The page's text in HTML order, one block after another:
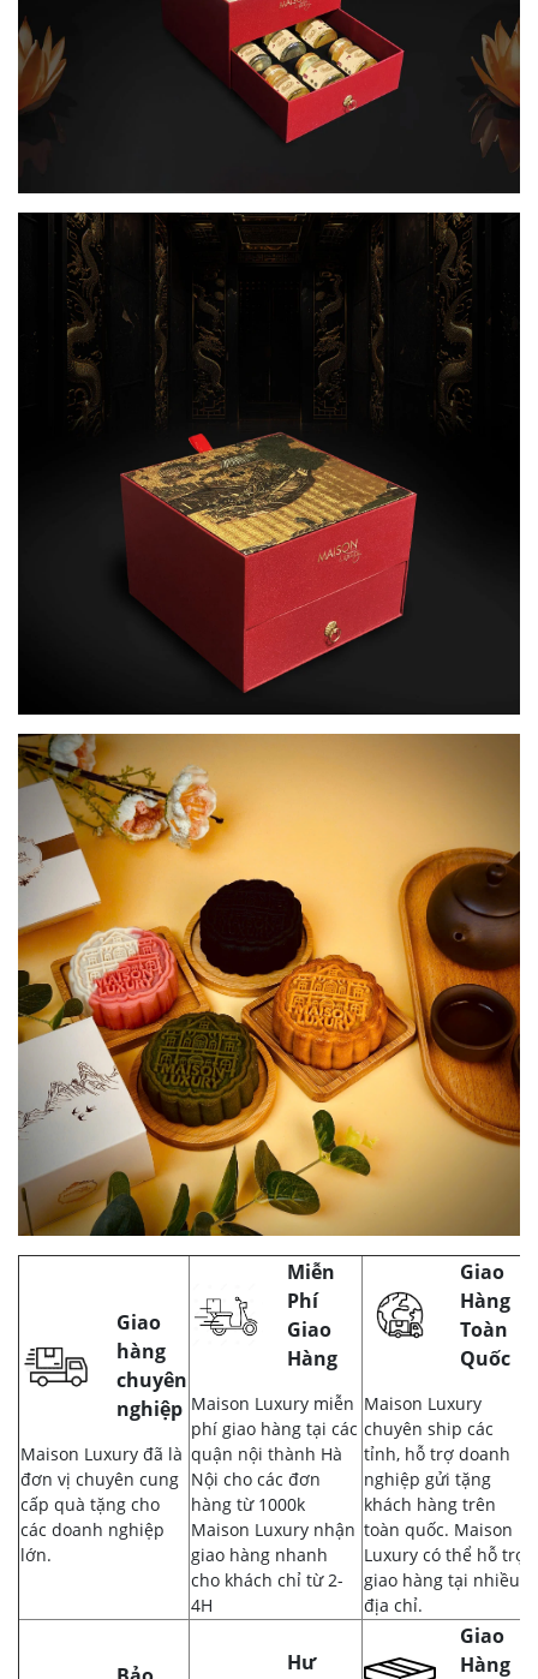
Giao
hàng
chuyên
nghiệp
Maison Luxury đã là
đơn vị chuyên cung
cấp quà tặng cho
các doanh nghiệp
lớn.
Miễn
Phí
Giao
Hàng
Maison Luxury miễn
phí giao hàng tại các
quận nội thành Hà
Nội cho các đơn
hàng từ 1000k
Maison Luxury nhận
giao hàng nhanh
cho khách chỉ từ 2-
4H
Giao
Hàng
Toàn
Quốc
Maison Luxury
chuyên ship các
tỉnh, hỗ trợ doanh
nghiệp gửi tặng
khách hàng trên
toàn quốc. Maison
Luxury có thể hỗ trợ
giao hàng tại nhiều
địa chỉ.
Hư
Giao
Hàng